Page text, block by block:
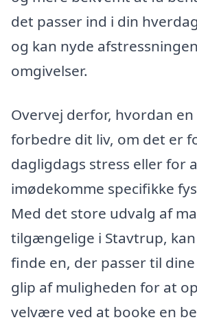
det passer ind i din
og kan nyde
omgivelser.
Overvej derfor, hvordan
forbedre dit liv, om det er
dagligdags stress eller for
imødekomme specifikke
Med det store udvalg af
tilgængelige i Stavtrup,
finde en, der passer til dine
glip af muligheden for at
velvære ved at booke en